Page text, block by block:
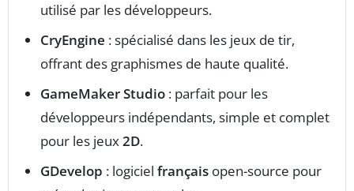
utilisé par les développeurs.
CryEngine : spécialisé dans les jeux de tir,
offrant des graphismes de haute qualité.
GameMaker Studio : parfait pour les
développeurs indépendants, simple et complet
pour les jeux2D.
GDevelop : logiciel français open-source pour